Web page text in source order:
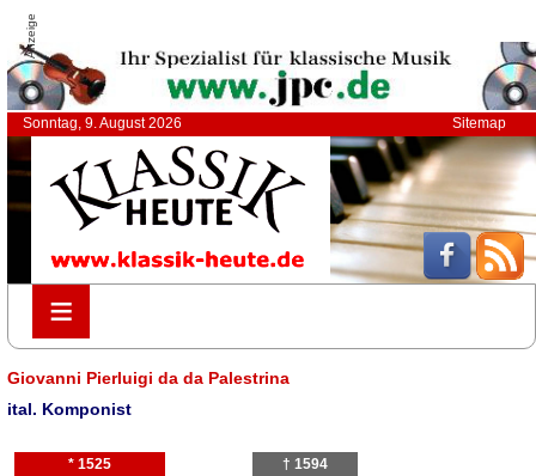
Anzeige
Sonntag, 9. August 2026 Sitemap
≡
≡
Giovanni Pierluigi da da Palestrina
ital. Komponist
* 1525 † 1594